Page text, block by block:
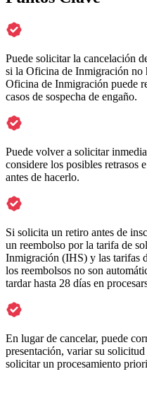
Puede solicitar la cancelación
si la Oficina de Inmigración no
Oficina de Inmigración puede
casos de sospecha de engaño.
Puede volver a solicitar
considere los posibles retrasos
antes de hacerlo.
Si solicita un retiro antes de
un reembolso por la tarifa de
Inmigración (IHS) y las tarifas
los reembolsos no son
tardar hasta 28 días en
En lugar de cancelar, puede
presentación, variar su
solicitar un procesamiento